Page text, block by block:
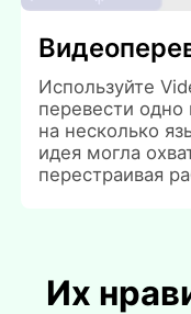
Используйте
перевести одно
на несколько
идея могла
перестраивая
Их